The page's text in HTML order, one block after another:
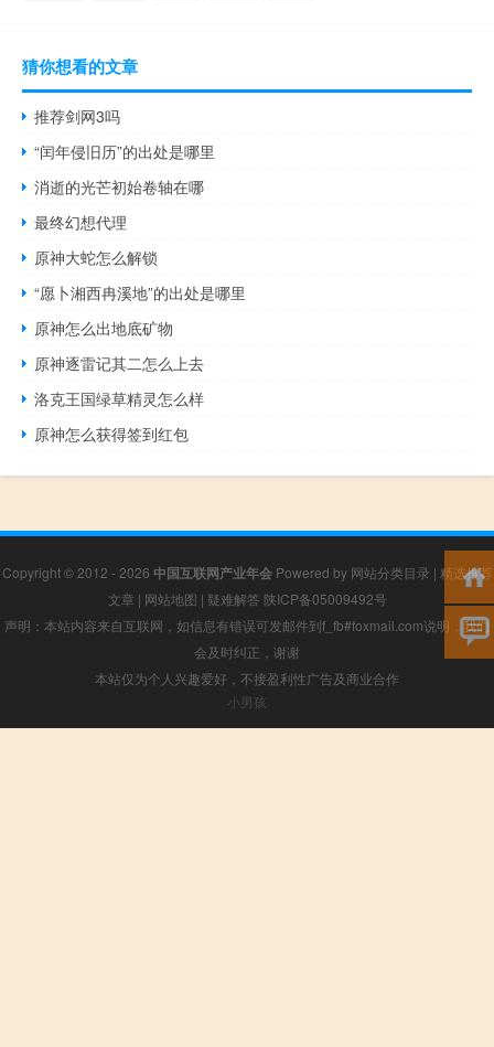
猜你想看的文章
推荐剑网3吗
“闰年侵旧历”的出处是哪里
消逝的光芒初始卷轴在哪
最终幻想代理
原神大蛇怎么解锁
“愿卜湘西冉溪地”的出处是哪里
原神怎么出地底矿物
原神逐雷记其二怎么上去
洛克王国绿草精灵怎么样
原神怎么获得签到红包
Copyright © 2012 - 2026 中国互联网产业年会Powered by 网站分类目录 | 精选推荐
文章 | 网站地图 | 疑难解答 陕ICP备05009492号
声明：本站内容来自互联网，如信息有错误可发邮件到f_fb#foxmail.com说明，我们
会及时纠正，谢谢
本站仅为个人兴趣爱好，不接盈利性广告及商业合作
小男孩